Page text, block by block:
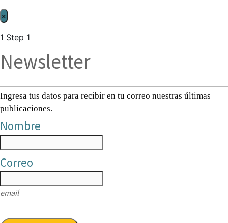
×
1 Step 1
Newsletter
Ingresa tus datos para recibir en tu correo nuestras últimas
publicaciones.
Nombre
Correo
email